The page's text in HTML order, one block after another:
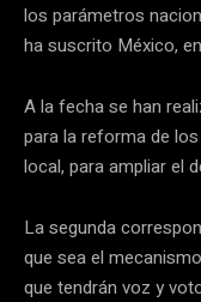
los parámetros
ha suscrito México,
A la fecha se han
para la reforma de
local, para ampliar el
La segunda
que sea el
que tendrán voz y